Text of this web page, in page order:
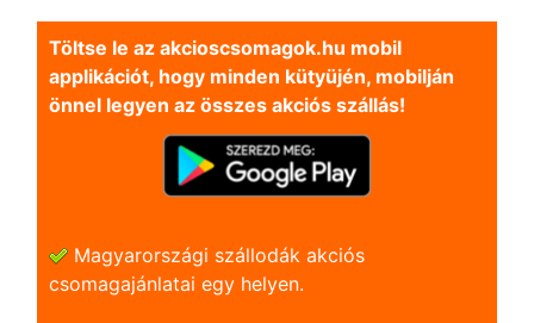
Töltse le az akcioscsomagok.hu mobil
applikációt, hogy minden kütyüjén, mobilján
önnel legyen az összes akciós szállás!
Magyarországi szállodák akciós
csomagajánlatai egy helyen.